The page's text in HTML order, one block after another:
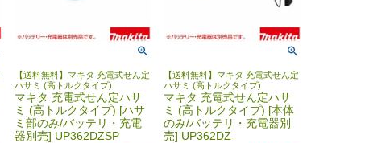
【送料無料】マキタ 充電式せん定
ハサミ (高トルクタイプ)
マキタ 充電式せん定ハサ
ミ (高トルクタイプ) [ハサ
ミ部のみ/バッテリ・充電
器別売] UP362DZSP
【送料無料】マキタ 充電式せん定
ハサミ (高トルクタイプ)
マキタ 充電式せん定ハサ
ミ (高トルクタイプ) [本体
のみ/バッテリ・充電器別
売] UP362DZ